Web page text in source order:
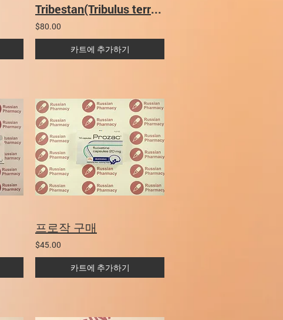
Tribestan(Tribulus terrestris 추출물) 구매
$80.00
카트에 추가하기
프로작 구매
$45.00
카트에 추가하기